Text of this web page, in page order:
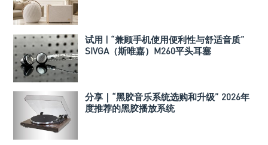
试用 | “兼顾手机使用便利性与舒适音质”
SIVGA（斯唯嘉）M260平头耳塞
分享｜“黑胶音乐系统选购和升级” 2026年
度推荐的黑胶播放系统